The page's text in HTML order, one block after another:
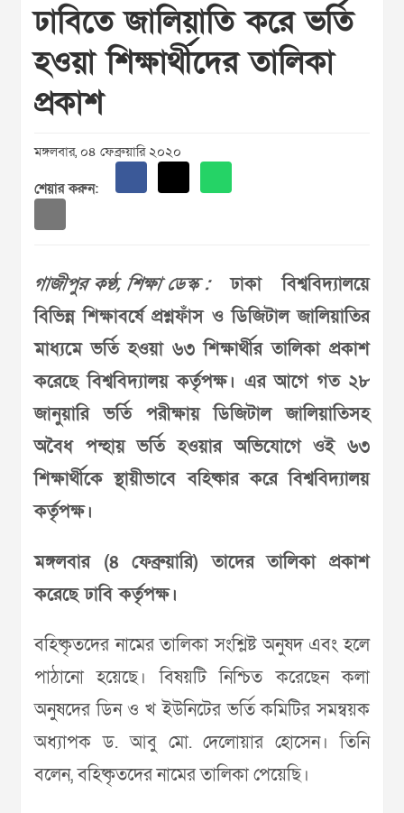
ঢাবিতে জালিয়াতি করে ভর্তি
হওয়া শিক্ষার্থীদের তালিকা
প্রকাশ
মঙ্গলবার, ০৪ ফেব্রুয়ারি ২০২০
শেয়ার করুন:
গাজীপুর কণ্ঠ, শিক্ষা ডেস্ক :ঢাকা বিশ্ববিদ্যালয়ে
বিভিন্ন শিক্ষাবর্ষে প্রশ্নফাঁস ও ডিজিটাল জালিয়াতির
মাধ্যমে ভর্তি হওয়া ৬৩ শিক্ষার্থীর তালিকা প্রকাশ
করেছে বিশ্ববিদ্যালয় কর্তৃপক্ষ। এর আগে গত ২৮
জানুয়ারি ভর্তি পরীক্ষায় ডিজিটাল জালিয়াতিসহ
অবৈধ পন্হায় ভর্তি হওয়ার অভিযোগে ওই ৬৩
শিক্ষার্থীকে স্থায়ীভাবে বহিষ্কার করে বিশ্ববিদ্যালয়
কর্তৃপক্ষ।
মঙ্গলবার (৪ ফেব্রুয়ারি) তাদের তালিকা প্রকাশ
করেছে ঢাবি কর্তৃপক্ষ।
বহিষ্কৃতদের নামের তালিকা সংশ্লিষ্ট অনুষদ এবং হলে
পাঠানো হয়েছে। বিষয়টি নিশ্চিত করেছেন কলা
অনুষদের ডিন ও খ ইউনিটের ভর্তি কমিটির সমন্বয়ক
অধ্যাপক ড. আবু মো. দেলোয়ার হোসেন। তিনি
বলেন, বহিষ্কৃতদের নামের তালিকা পেয়েছি।